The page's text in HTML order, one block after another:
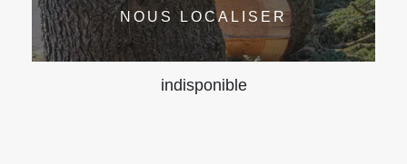
NOUS LOCALISER
indisponible